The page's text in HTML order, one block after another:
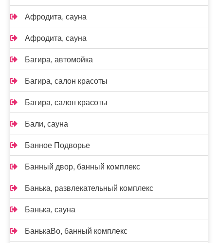
Афродита, сауна
Афродита, сауна
Багира, автомойка
Багира, салон красоты
Багира, салон красоты
Бали, сауна
Банное Подворье
Банный двор, банный комплекс
Банька, развлекательный комплекс
Банька, сауна
БанькаВо, банный комплекс